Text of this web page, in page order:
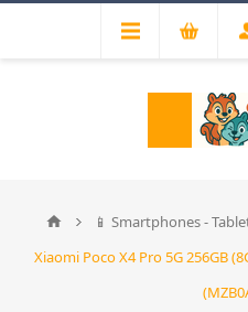
📱 Smartphones -
Xiaomi Poco X4 Pro 5G 256GB